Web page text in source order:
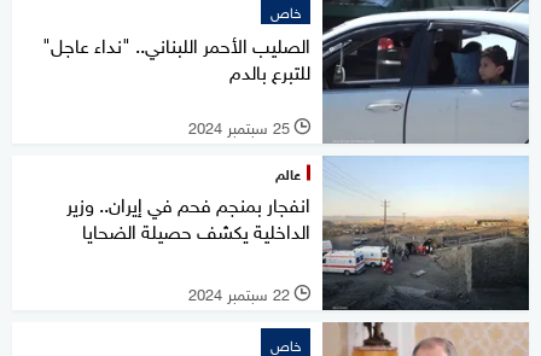
خاص
الصليب الأحمر اللبناني.. "نداء عاجل"
للتبرع بالدم
l 25 سبتمبر 2024
عالم
انفجار بمنجم فحم في إيران.. وزير
الداخلية يكشف حصيلة الضحايا
l 22 سبتمبر 2024
خاص